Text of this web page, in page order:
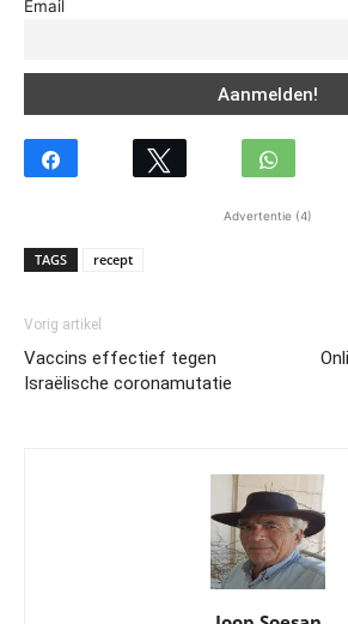
Email
Advertentie (4)
TAGS recept
Vorig artikel
Vaccins effectief tegen
Israëlische coronamutatie